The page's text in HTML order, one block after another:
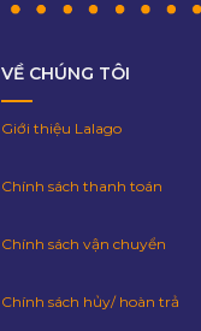
VỀ CHÚNG TÔI
Giới thiệu Lalago
Chính sách thanh toán
Chính sách vận chuyển
Chính sách hủy/ hoàn trả